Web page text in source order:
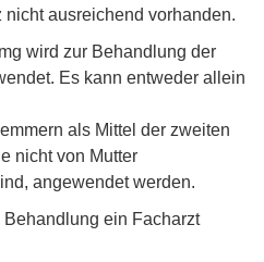
ausreichend vorhanden.
wird zur Behandlung der
Es kann entweder allein
als Mittel der zweiten
nicht von Mutter
angewendet werden.
ein Facharzt